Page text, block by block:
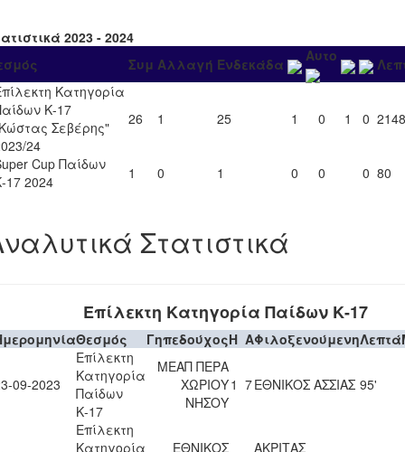
2023 - 2024
Συμ Αλλαγή Ενδεκάδα Αυτο
Κατηγορία
Κ-17
Σεβέρης"
24
26 1 25 1 0 1 0 2148
Cup Παίδων
17 2024
1 0 1 0 0 0 80
Στατιστικά
Επίλεκτη Κατηγορία Παίδων Κ-17
Θεσμός ΓηπεδούχοςH AΦιλοξενούμενηΛεπτά
09-2023
Επίλεκτη
Κατηγορία
Παίδων
Κ-17
ΜΕΑΠ ΠΕΡΑ
ΧΩΡΙΟΥ
ΝΗΣΟΥ
1 7ΕΘΝΙΚΟΣ ΑΣΣΙΑΣ 95'
Επίλεκτη
Κατηγορία
ΕΘΝΙΚΟΣ
ΑΚΡΙΤΑΣ